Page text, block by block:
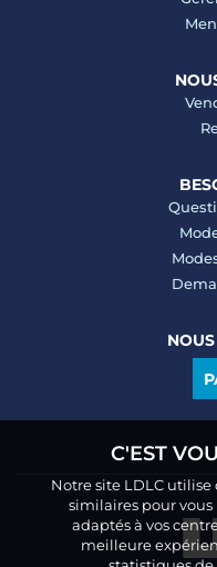
C'EST
Notre site LDLC
similaires pour vous
adaptés à vos
meilleure